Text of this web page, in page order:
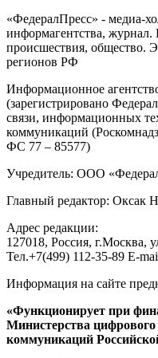
«ФедералПресс» - медиа-
информагентства,
происшествия, общество.
регионов РФ
Информационное
(зарегистрировано
связи, информационных
коммуникаций
ФС 77 – 85577)
Учредитель: ООО
Главный редактор: Оксак
Адрес редакции:
127018, Россия, г.Москва,
Тел.+7(499) 112-35-89 E-
Информация на сайте
«Функционирует при
Министерства
коммуникаций